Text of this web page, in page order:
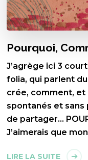
Pourquoi,
J’agrège ici 3
folia, qui parlent
crée, comment, et
spontanés et
de partager…
J’aimerais que
LIRE LA SUITE